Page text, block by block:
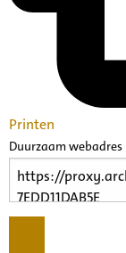
Printen
Duurzaam webadres